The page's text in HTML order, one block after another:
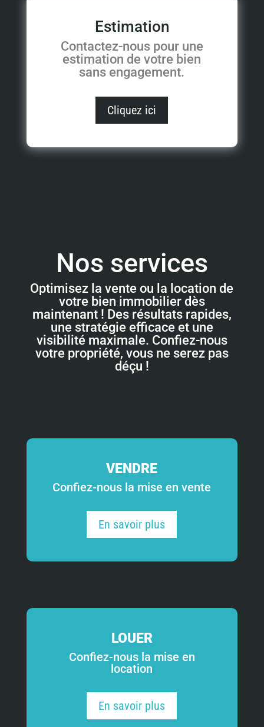
Estimation
Contactez-nous pour une
estimation de votre bien
sans engagement.
Cliquez ici
Nos services
Optimisez la vente ou la location de
votre bien immobilier dès
maintenant ! Des résultats rapides,
une stratégie efficace et une
visibilité maximale. Confiez-nous
votre propriété, vous ne serez pas
déçu !
VENDRE
Confiez-nous la mise en vente
En savoir plus
LOUER
Confiez-nous la mise en
location
En savoir plus